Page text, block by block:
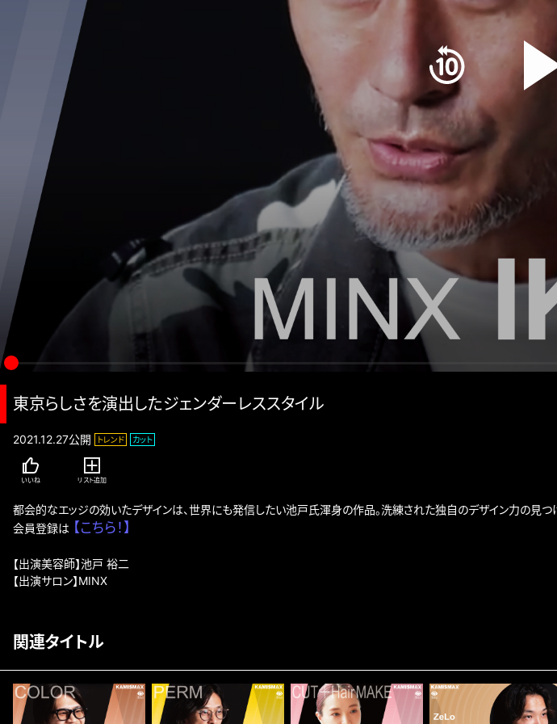
東京らしさを演出したジェンダーレススタイル
2021.12.27公開 トレンド カット
いいね リスト追加
都会的なエッジの効いたデザインは、世界にも発信したい池戸氏渾身の作品。洗練された独自のデザイン力の見
会員登録は 【こちら！】
【出演美容師】池戸 裕二
【出演サロン】MINX
関連タイトル